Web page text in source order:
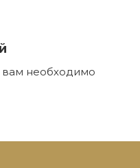
необходимо